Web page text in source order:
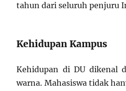
tahun dari seluruh penjuru
Kehidupan Kampus
Kehidupan di DU dikenal
warna. Mahasiswa tidak